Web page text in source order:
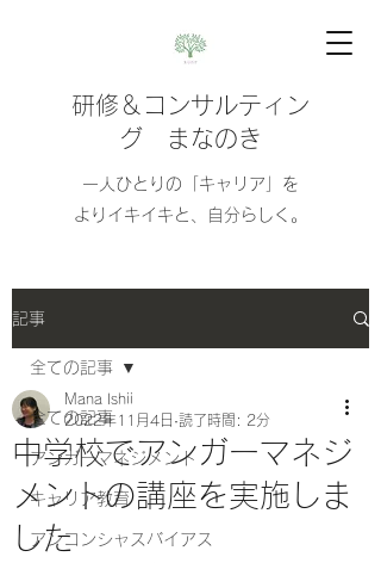
研修＆コンサルティン
グ まなのき
​​一人ひとりの「キャリア」を
よりイキイキと、自分らしく。
記事
全ての記事
アンガーマネジメント
キャリア教育
アンコンシャスバイアス
全ての記事
中学校でアンガーマネジ
メントの講座を実施しま
した
Mana Ishii
2022年11月4日 読了時間: 2分